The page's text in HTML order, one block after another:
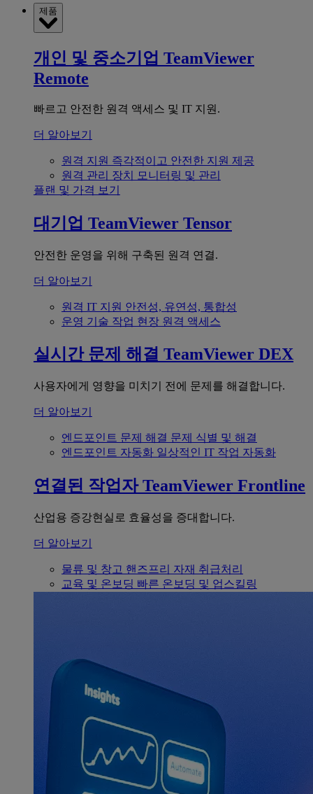
제품
개인 및 중소기업 TeamViewer
Remote
빠르고 안전한 원격 액세스 및 IT 지원.
더 알아보기
원격 지원 즉각적이고 안전한 지원 제공
원격 관리 장치 모니터링 및 관리
플랜 및 가격 보기
대기업 TeamViewer Tensor
안전한 운영을 위해 구축된 원격 연결.
더 알아보기
원격 IT 지원 안전성, 유연성, 통합성
운영 기술 작업 현장 원격 액세스
실시간 문제 해결 TeamViewer DEX
사용자에게 영향을 미치기 전에 문제를 해결합니다.
더 알아보기
엔드포인트 문제 해결 문제 식별 및 해결
엔드포인트 자동화 일상적인 IT 작업 자동화
연결된 작업자 TeamViewer Frontline
산업용 증강현실로 효율성을 증대합니다.
더 알아보기
물류 및 창고 핸즈프리 자재 취급처리
교육 및 온보딩 빠른 온보딩 및 업스킬링